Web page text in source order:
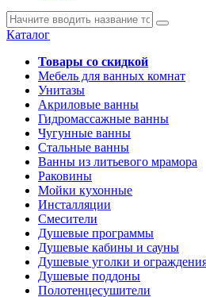
Каталог
Товары со скидкой
Мебель для ванных комнат
Унитазы
Акриловые ванны
Гидромассажные ванны
Чугунные ванны
Стальные ванны
Ванны из литьевого мрамора
Раковины
Мойки кухонные
Инсталляции
Смесители
Душевые программы
Душевые кабины и сауны
Душевые уголки и
Душевые поддоны
Полотенцесушители